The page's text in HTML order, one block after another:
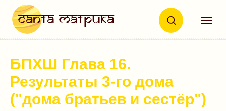
БПХШ Глава 16.
Результаты 3-го дома
("дома братьев и сестёр")